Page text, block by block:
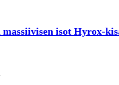
isot Hyrox-